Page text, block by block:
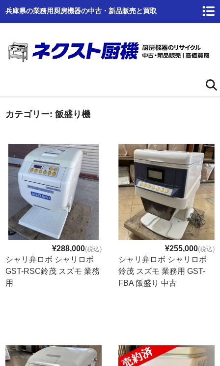
兵庫県の業務用厨房機器の中古・新品販売と買取
ホーム
商品一覧
高価買取
商品倉庫
Q&A
事業案内
カテゴリー:飯盛り機
¥288,000(税込)
シャリ弁ロボ シャリロボ
GST-RSC鈴茂 スズモ 業務
用
¥255,000(税込)
シャリ弁ロボ シャリロボ
鈴茂 スズモ 業務用 GST-
FBA 飯盛り 中古